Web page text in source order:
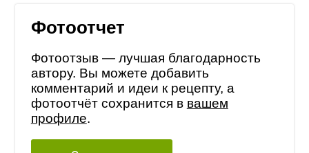
Фотоотчет
Фотоотзыв — лучшая благодарность
автору. Вы можете добавить
комментарий и идеи к рецепту, а
фотоотчёт сохранится в вашем
профиле.